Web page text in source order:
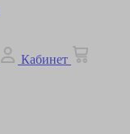
Кабинет